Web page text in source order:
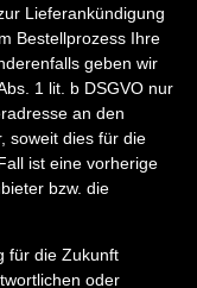
Lieferankündigung
Bestellprozess Ihre
geben wir
1 lit. b DSGVO nur
an den
soweit dies für die
ist eine vorherige
bzw. die
für die Zukunft
oder